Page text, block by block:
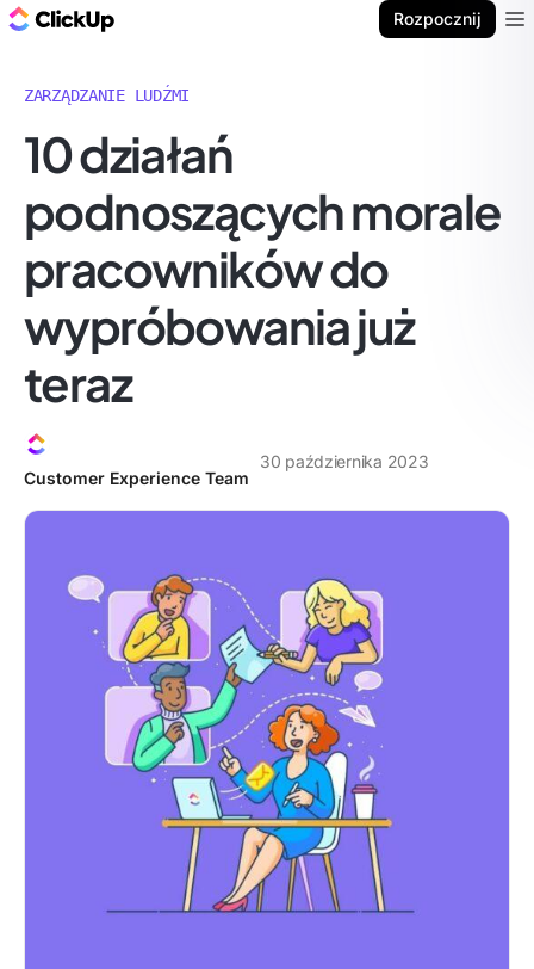
Rozpocznij
ZARZĄDZANIE LUDŹMI
10 działań
podnoszących morale
pracowników do
wypróbowania już
teraz
Customer Experience Team
30 października 2023